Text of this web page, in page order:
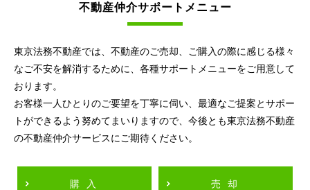
不動産仲介サポートメニュー
東京法務不動産では、不動産のご売却、ご購入の際に感じる様々
なご不安を解消するために、各種サポートメニューをご用意して
おります。
お客様一人ひとりのご要望を丁寧に伺い、最適なご提案とサポー
トができるよう努めてまいりますので、今後とも東京法務不動産
の不動産仲介サービスにご期待ください。
購入 売却